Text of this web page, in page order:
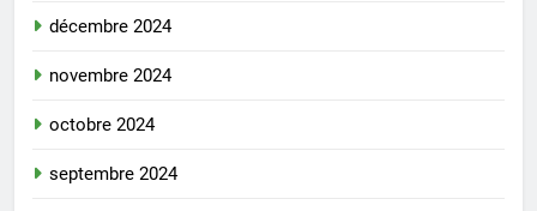
décembre 2024
novembre 2024
octobre 2024
septembre 2024